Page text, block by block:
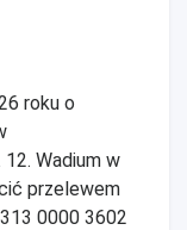
roku o
Wadium w
przelewem
0000 3602